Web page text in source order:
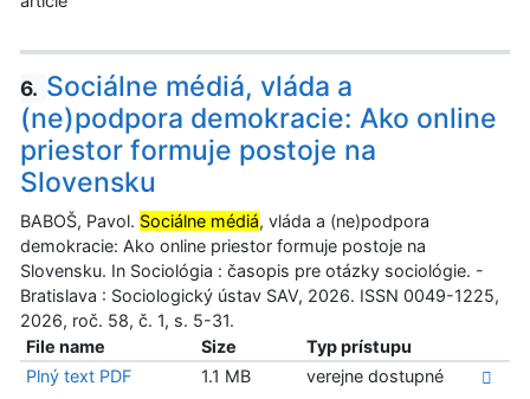
6. Sociálne médiá, vláda a
(ne)podpora demokracie: Ako online
priestor formuje postoje na
Slovensku
BABOŠ, Pavol. Sociálne médiá, vláda a (ne)podpora
demokracie: Ako online priestor formuje postoje na
Slovensku. In Sociológia : časopis pre otázky sociológie. -
Bratislava : Sociologický ústav SAV, 2026. ISSN 0049-1225,
2026, roč. 58, č. 1, s. 5-31.
File name
Size
Typ prístupu
Plný text PDF
1.1 MB verejne dostupné